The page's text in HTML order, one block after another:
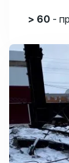
> 60 -